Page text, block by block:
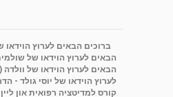
ברוכים הבאים לערוץ הוידאו
הבאים לערוץ הוידאו של
הבאים לערוץ הוידאו של וולדה
לערוץ הוידאו של יוסי גולד -
קורס למדיטציה רפואית און ליין